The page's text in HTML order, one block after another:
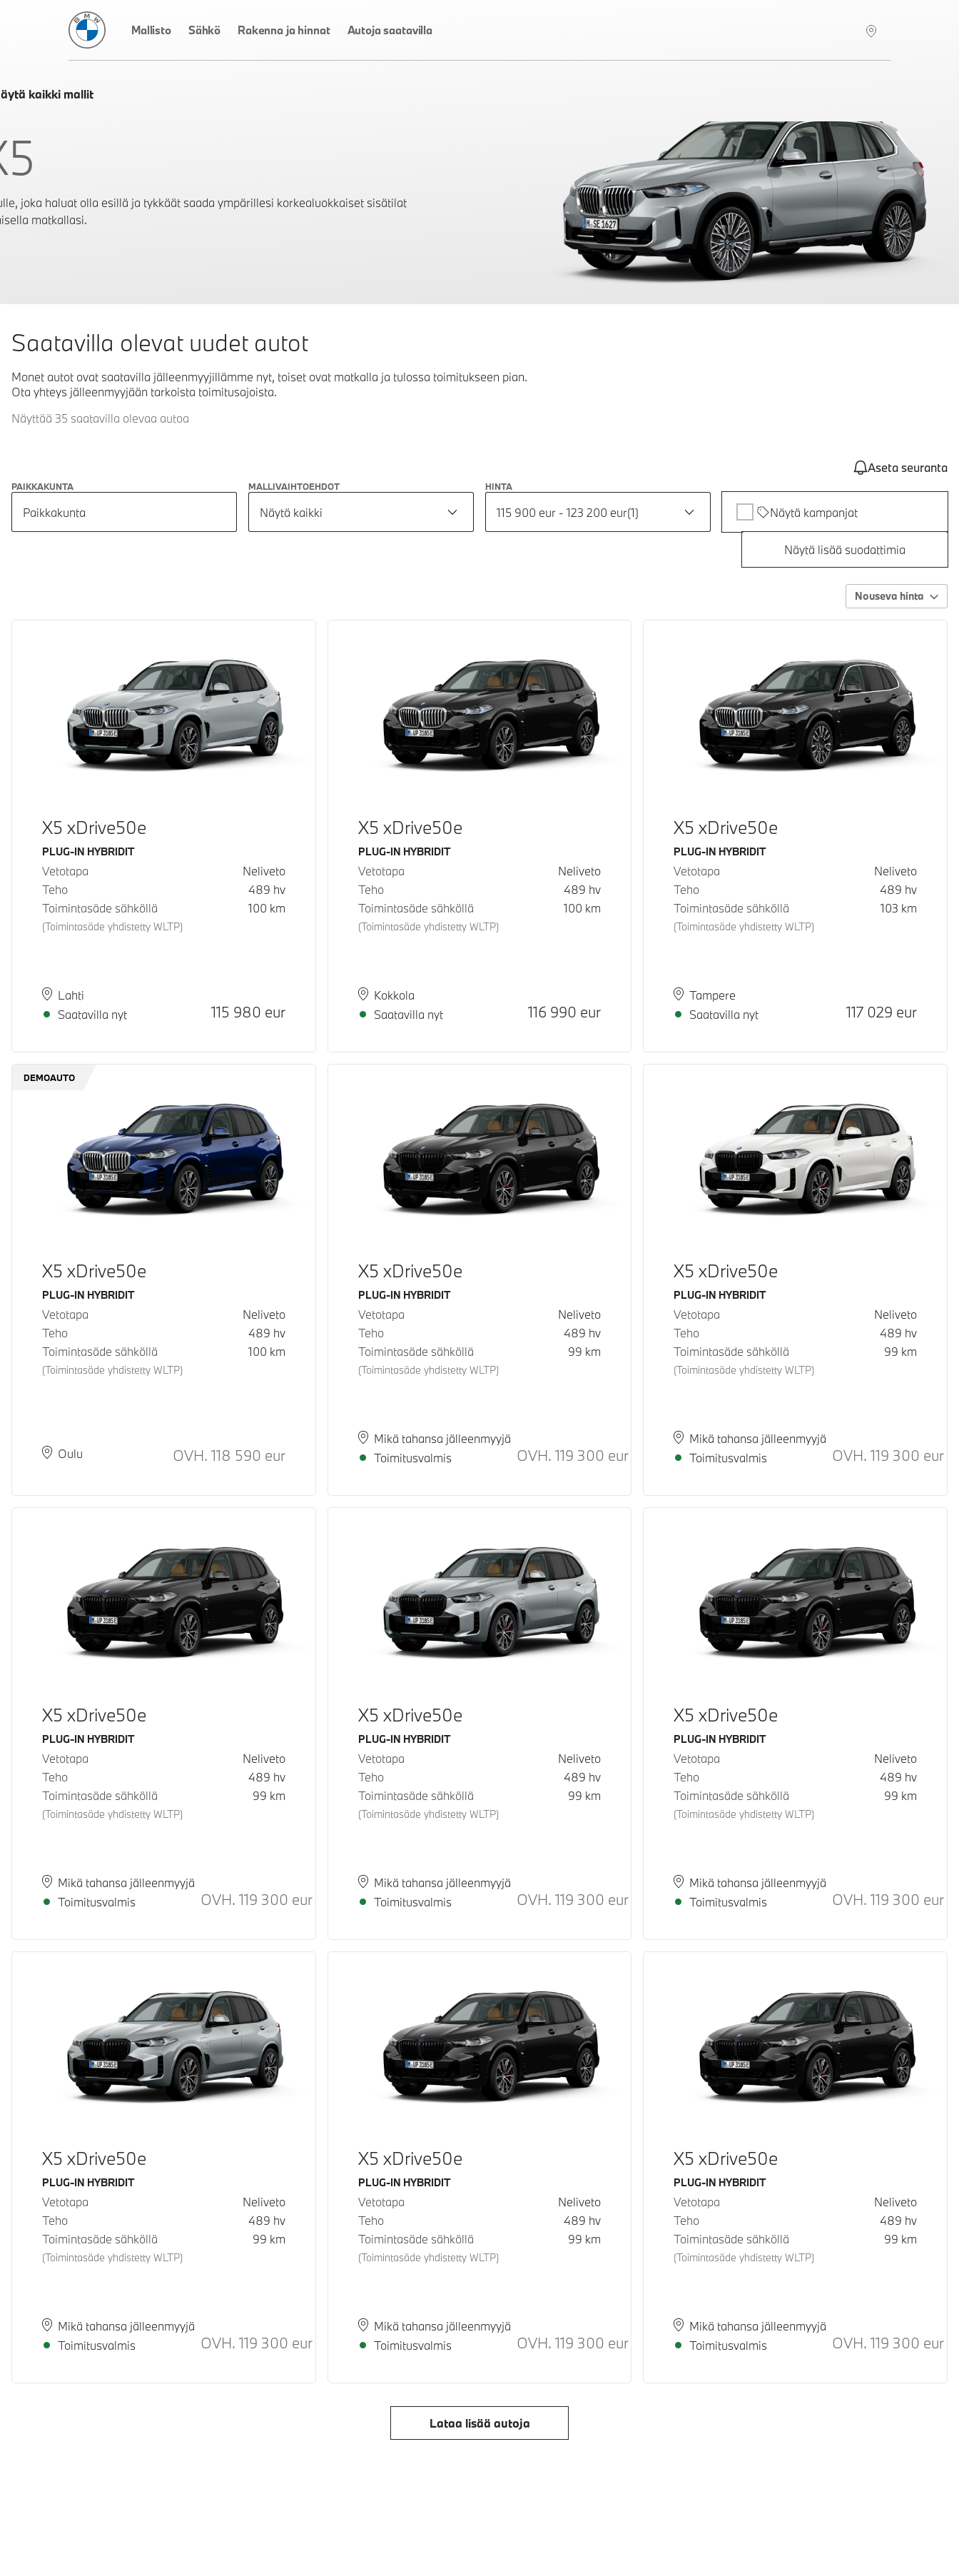
BMW Suomi
Mallisto Sähkö Rakenna ja hinnat Autoja saatavilla
kaikki mallit
joka haluat olla esillä ja tykkäät saada ympärillesi korkealuokkaiset sisätilat
matkallasi.
Saatavilla olevat uudet autot
Monet autot ovat saatavilla jälleenmyyjillämme nyt, toiset ovat matkalla ja tulossa toimitukseen pian.
Ota yhteys jälleenmyyjään tarkoista toimitusajoista.
Näyttää 35 saatavilla olevaa autoa
Aseta seuranta
PAIKKAKUNTA
Paikkakunta
MALLIVAIHTOEHDOT
Näytä kaikki
HINTA
115 900 eur - 123 200 eur(1) Näytä kampanjat
Näytä lisää suodattimia
Nouseva hinta
X5 xDrive50e
Käyttövoima
PLUG-IN HYBRIDIT
Vetotapa
Neliveto
Teho
489 hv
Toimintasäde sähköllä
(Toimintasäde yhdistetty WLTP)
100 km
Paikkakunta
Lahti
Toimitusaika
Saatavilla nyt
Hinta
115 980 eur
X5 xDrive50e
Käyttövoima
PLUG-IN HYBRIDIT
Vetotapa
Neliveto
Teho
489 hv
Toimintasäde sähköllä
(Toimintasäde yhdistetty WLTP)
100 km
Paikkakunta
Kokkola
Toimitusaika
Saatavilla nyt
Hinta
116 990 eur
X5 xDrive50e
Käyttövoima
PLUG-IN HYBRIDIT
Vetotapa
Neliveto
Teho
489 hv
Toimintasäde sähköllä
(Toimintasäde yhdistetty WLTP)
103 km
Paikkakunta
Tampere
Toimitusaika
Saatavilla nyt
Hinta
117 029 eur
DEMOAUTO
X5 xDrive50e
Käyttövoima
PLUG-IN HYBRIDIT
Vetotapa
Neliveto
Teho
489 hv
Toimintasäde sähköllä
(Toimintasäde yhdistetty WLTP)
100 km
Paikkakunta
Oulu
Toimitusaika Hinta
OVH. 118 590 eur
X5 xDrive50e
Käyttövoima
PLUG-IN HYBRIDIT
Vetotapa
Neliveto
Teho
489 hv
Toimintasäde sähköllä
(Toimintasäde yhdistetty WLTP)
99 km
Paikkakunta
Mikä tahansa jälleenmyyjä
Toimitusaika
Toimitusvalmis
Suositeltu normaali hinta
OVH. 119 300 eur
X5 xDrive50e
Käyttövoima
PLUG-IN HYBRIDIT
Vetotapa
Neliveto
Teho
489 hv
Toimintasäde sähköllä
(Toimintasäde yhdistetty WLTP)
99 km
Paikkakunta
Mikä tahansa jälleenmyyjä
Toimitusaika
Toimitusvalmis
OVH.119 300 eur
X5 xDrive50e
Käyttövoima
PLUG-IN HYBRIDIT
Vetotapa
Neliveto
Teho
489 hv
Toimintasäde sähköllä
(Toimintasäde yhdistetty WLTP)
99 km
Paikkakunta
Mikä tahansa jälleenmyyjä
Toimitusaika
Toimitusvalmis
Suositeltu normaali hinta
OVH. 119 300 eur
X5 xDrive50e
Käyttövoima
PLUG-IN HYBRIDIT
Vetotapa
Neliveto
Teho
489 hv
Toimintasäde sähköllä
(Toimintasäde yhdistetty WLTP)
99 km
Paikkakunta
Mikä tahansa jälleenmyyjä
Toimitusaika
Toimitusvalmis
Suositeltu normaali hinta
OVH. 119 300 eur
X5 xDrive50e
Käyttövoima
PLUG-IN HYBRIDIT
Vetotapa
Neliveto
Teho
489 hv
Toimintasäde sähköllä
(Toimintasäde yhdistetty WLTP)
99 km
Paikkakunta
Mikä tahansa jälleenmyyjä
Toimitusaika
Toimitusvalmis
OVH.119 300 eur
X5 xDrive50e
Käyttövoima
PLUG-IN HYBRIDIT
Vetotapa
Neliveto
Teho
489 hv
Toimintasäde sähköllä
(Toimintasäde yhdistetty WLTP)
99 km
Paikkakunta
Mikä tahansa jälleenmyyjä
Toimitusaika
Toimitusvalmis
Suositeltu normaali hinta
OVH. 119 300 eur
X5 xDrive50e
Käyttövoima
PLUG-IN HYBRIDIT
Vetotapa
Neliveto
Teho
489 hv
Toimintasäde sähköllä
(Toimintasäde yhdistetty WLTP)
99 km
Paikkakunta
Mikä tahansa jälleenmyyjä
Toimitusaika
Toimitusvalmis
Suositeltu normaali hinta
OVH. 119 300 eur
X5 xDrive50e
Käyttövoima
PLUG-IN HYBRIDIT
Vetotapa
Neliveto
Teho
489 hv
Toimintasäde sähköllä
(Toimintasäde yhdistetty WLTP)
99 km
Paikkakunta
Mikä tahansa jälleenmyyjä
Toimitusaika
Toimitusvalmis
OVH.119 300 eur
Lataa lisää autoja